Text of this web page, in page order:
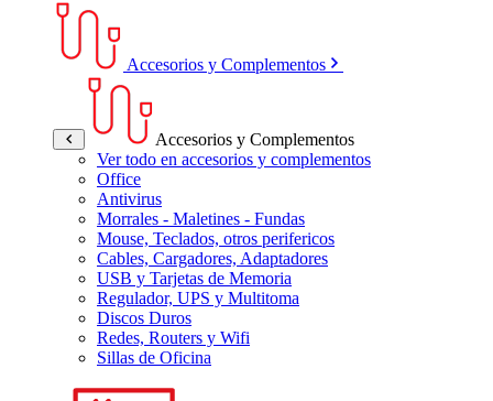
Accesorios y Complementos
Accesorios y Complementos
Ver todo en accesorios y complementos
Office
Antivirus
Morrales - Maletines - Fundas
Mouse, Teclados, otros perifericos
Cables, Cargadores, Adaptadores
USB y Tarjetas de Memoria
Regulador, UPS y Multitoma
Discos Duros
Redes, Routers y Wifi
Sillas de Oficina